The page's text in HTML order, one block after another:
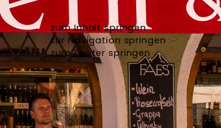
zum Inhalt springen
zur Navigation springen
zum Footer springen